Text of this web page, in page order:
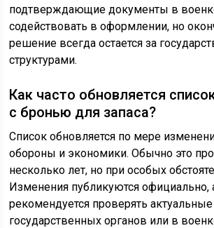
подтверждающие документы в
содействовать в оформлении, но
решение всегда остается за
структурами.
Как часто обновляется
с бронью для запаса?
Список обновляется по мере
обороны и экономики. Обычно это
несколько лет, но при особых
Изменения публикуются официально,
рекомендуется проверять
государственных органов или в